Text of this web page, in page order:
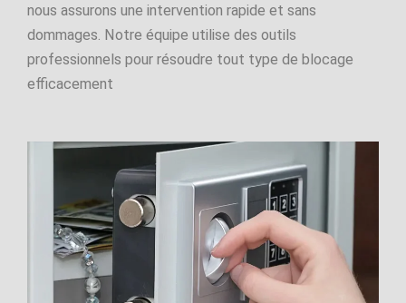
nous assurons une intervention rapide et sans
dommages. Notre équipe utilise des outils
professionnels pour résoudre tout type de blocage
efficacement